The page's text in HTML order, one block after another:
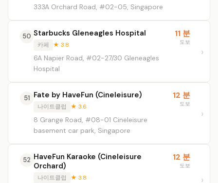
333A Orchard Road, #02-05, Singapore
50 Starbucks Gleneagles Hospital
카페 ★ 3.8
6A Napier Road, #02-27/30 Gleneagles
Hospital
11 분
도보
51 Fate by HaveFun (Cineleisure)
나이트클럽 ★ 3.6
8 Grange Road, #08-01 Cineleisure
basement car park, Singapore
12 분
도보
52 HaveFun Karaoke (Cineleisure
Orchard)
나이트클럽 ★ 3.8
12 분
도보